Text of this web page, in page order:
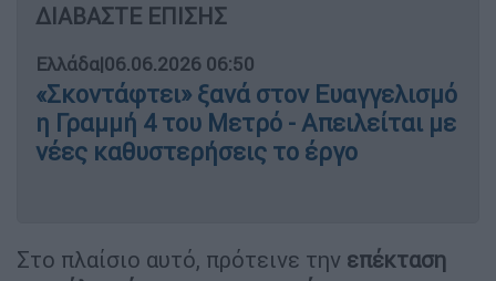
ΔΙΑΒΑΣΤΕ ΕΠΙΣΗΣ
Ελλάδα|06.06.2026 06:50
«Σκοντάφτει» ξανά στον Ευαγγελισμό
η Γραμμή 4 του Μετρό - Απειλείται με
νέες καθυστερήσεις το έργο
Στο πλαίσιο αυτό, πρότεινε την επέκταση